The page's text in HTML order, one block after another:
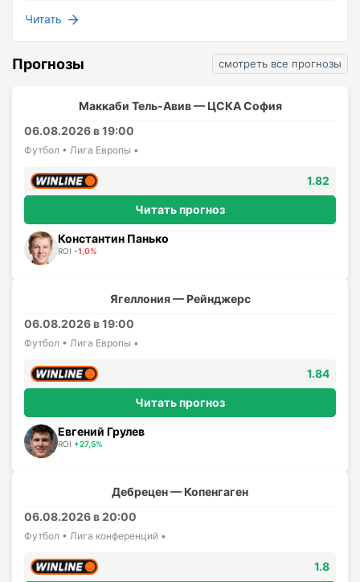
Читать
Прогнозы смотреть все прогнозы
Маккаби Тель-Авив — ЦСКА София
06.08.2026 в 19:00
Футбол • Лига Европы •
1.82
Читать прогноз
Константин Панько
ROI -1,0%
Ягеллония — Рейнджерс
06.08.2026 в 19:00
Футбол • Лига Европы •
1.84
Читать прогноз
Евгений Грулев
ROI +27,5%
Дебрецен — Копенгаген
06.08.2026 в 20:00
Футбол • Лига конференций •
1.8